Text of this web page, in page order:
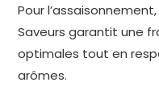
Pour
Saveurs garantit une
optimales tout en
arômes.